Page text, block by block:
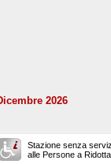
2026
Stazione senza
alle Persone a